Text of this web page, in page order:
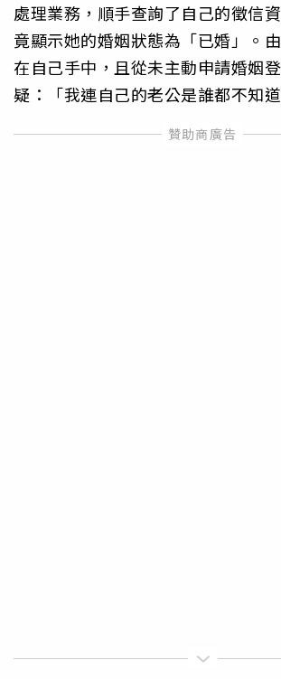
處理業務，順手查詢了自己的徵信
竟顯示她的婚姻狀態為「已婚」。
在自己手中，且從未主動申請婚姻
疑：「我連自己的老公是誰都不知道